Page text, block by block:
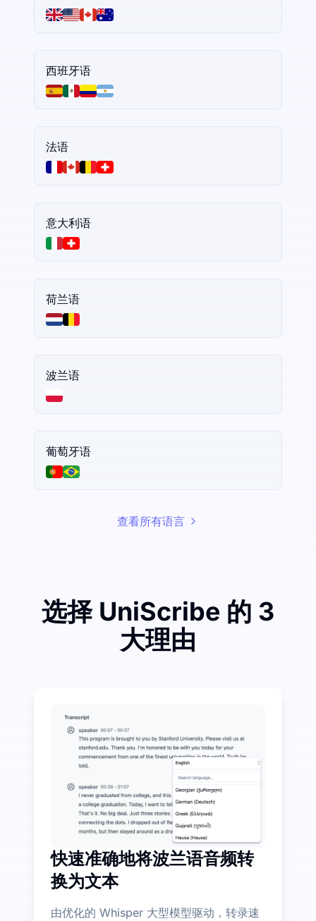
西班牙语
法语
意大利语
荷兰语
波兰语
葡萄牙语
查看所有语言
选择 UniScribe 的 3
大理由
UniScribe 每月提供 120 分钟的免费转录服务，每日
音频转文本之外的更多 AI 功能
自动从音频和视频文件中生成摘要、思维导图和要点
快速准确地将波兰语音频转
换为文本
由优化的 Whisper 大型模型驱动，转录速